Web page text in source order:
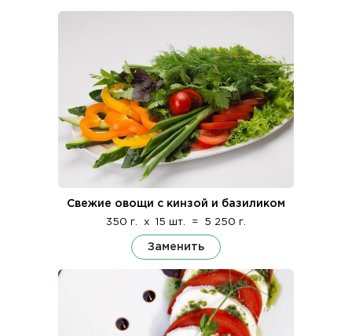
Свежие овощи с кинзой и базиликом
350 г. x 15 шт. = 5 250 г.
Заменить